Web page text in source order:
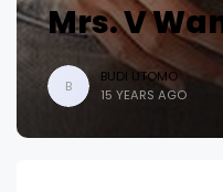
Mrs. V
B
BUDI UTOMO
15 YEARS AGO